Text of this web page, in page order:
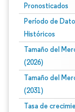
Pronosticados
Período de
Históricos
Tamaño del
(2026)
Tamaño del
(2031)
Tasa de